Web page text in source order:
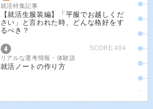
就活特集記事
【就活生服装編】「平服でお越しくだ
さい」と言われた時、どんな格好をす
るべき？
SCORE:404
リアルな選考情報・体験談
就活ノートの作り方